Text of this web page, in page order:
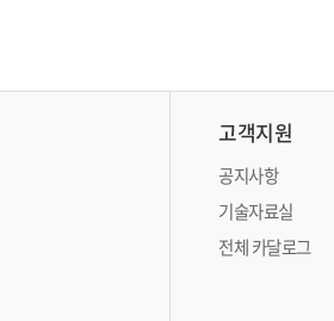
고객지원
공지사항
기술자료실
전체 카달로그